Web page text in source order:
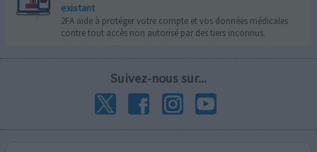
existant
2FA aide à protéger votre compte et vos données médicales
contre tout accès non autorisé par des tiers inconnus.
Suivez-nous sur...